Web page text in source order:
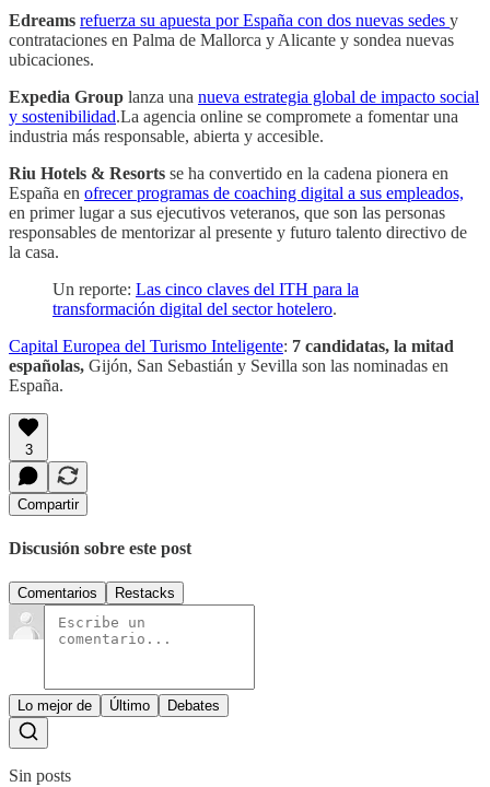
Edreams refuerza su apuesta por España con dos nuevas sedes y
contrataciones en Palma de Mallorca y Alicante y sondea nuevas
ubicaciones.
Expedia Group lanza una nueva estrategia global de impacto social
y sostenibilidad.La agencia online se compromete a fomentar una
industria más responsable, abierta y accesible.
Riu Hotels & Resorts se ha convertido en la cadena pionera en
España en ofrecer programas de coaching digital a sus empleados,
en primer lugar a sus ejecutivos veteranos, que son las personas
responsables de mentorizar al presente y futuro talento directivo de
la casa.
Un reporte: Las cinco claves del ITH para la
transformación digital del sector hotelero.
Capital Europea del Turismo Inteligente: 7 candidatas, la mitad
españolas, Gijón, San Sebastián y Sevilla son las nominadas en
España.
3
Compartir
Discusión sobre este post
Comentarios Restacks
Lo mejor de Último Debates
Sin posts